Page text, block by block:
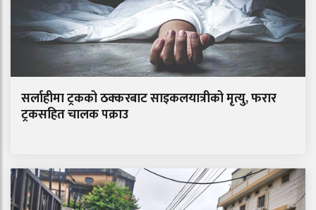
सर्लाहीमा ट्रकको ठक्करबाट साइकलयात्रीको मृत्यु, फरार
ट्रकसहित चालक पक्राउ